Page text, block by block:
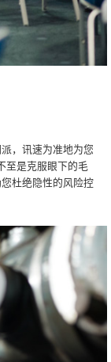
，讯速为准地为您
至是克服眼下的毛
杜绝隐性的风险控